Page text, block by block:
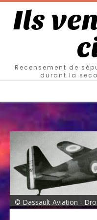
Ils
Recensement de
durant la
© Dassault Aviation -